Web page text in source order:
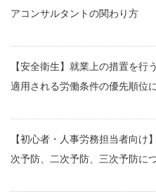
アコンサルタントの関わり方
【安全衛生】就業上の措置を行
適用される労働条件の優先順位
【初心者・人事労務担当者向け
次予防、二次予防、三次予防に